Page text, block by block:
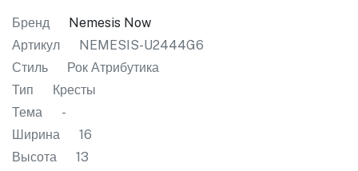
Бренд
Nemesis Now
Артикул
NEMESIS-U2444G6
Стиль
Рок Атрибутика
Тип
Кресты
Тема
-
Ширина
16
Высота
13